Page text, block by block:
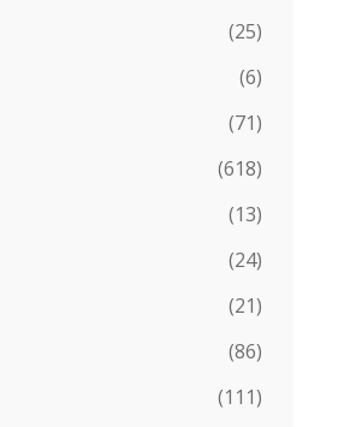
(25)
(6)
(71)
(618)
(13)
(24)
(21)
(86)
(111)